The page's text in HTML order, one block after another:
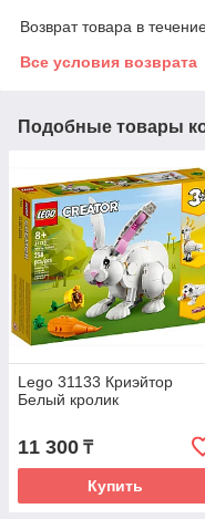
Возврат товара в
Все условия возврата
Подобные товары
Lego 31133 Криэйтор
Белый кролик
11 300 ₸
Купить